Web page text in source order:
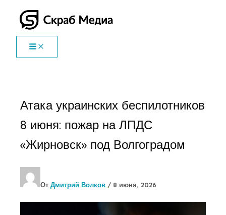
Перейти
содержимому
Атака украинских беспилотников
8 июня: пожар на ЛПДС
«Жирновск» под Волгоградом
От Дмитрий Волков / 8 июня, 2026